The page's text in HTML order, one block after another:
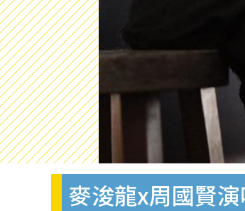
麥浚龍x周國賢